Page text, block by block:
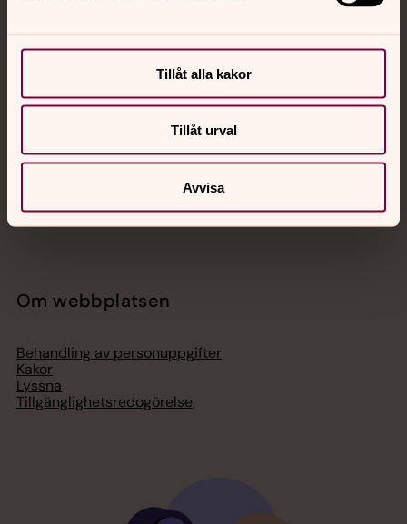
Tillåt alla kakor
Tillåt urval
Avvisa
Svenska kyrkan
Hitta församling
Ge en gåva
Organisation
Press – nationell nivå
Om webbplatsen
Behandling av personuppgifter
Kakor
Lyssna
Tillgänglighetsredogörelse